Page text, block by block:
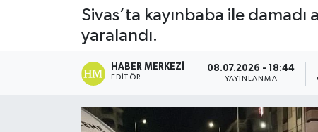
Sivas’ta kayınbaba ile damadı
yaralandı.
HABER MERKEZI
EDITÖR
08.07.2026 - 18:44
YAYINLANMA
Magazin
Son Dakika Haberleri